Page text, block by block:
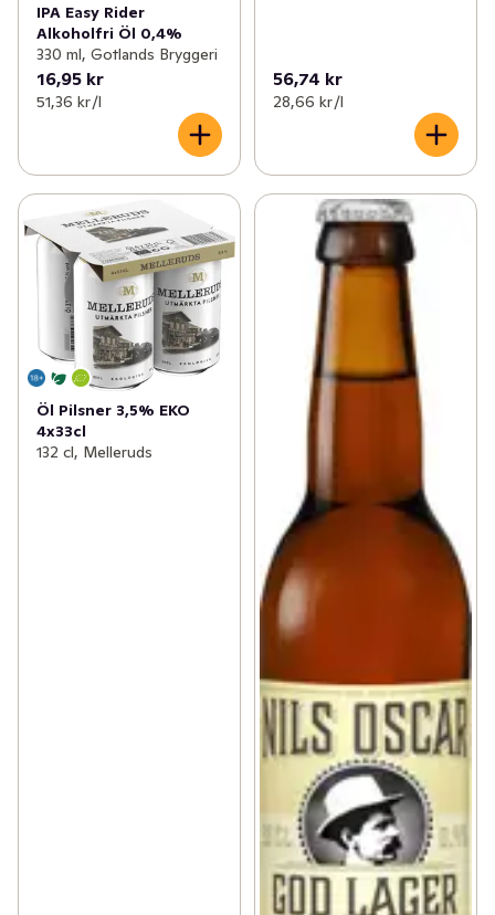
IPA Easy Rider
Alkoholfri Öl 0,4%
330 ml, Gotlands Bryggeri
16,95 kr
51,36 kr /l
56,74 kr
28,66 kr /l
Öl Pilsner 3,5% EKO
4x33cl
132 cl, Melleruds